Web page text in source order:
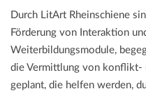
Durch LitArt Rheinschiene
Förderung von Interaktion
Weiterbildungsmodule,
die Vermittlung von konflikt-
geplant, die helfen werden,